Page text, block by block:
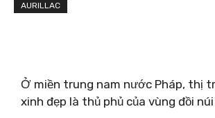
AURILLAC
Ở miền trung nam nước Pháp, thị
xinh đẹp là thủ phủ của vùng đồi